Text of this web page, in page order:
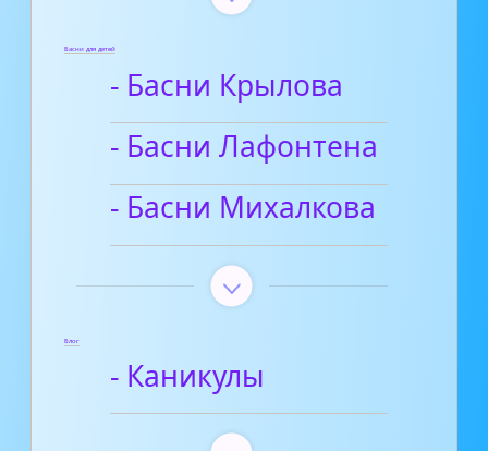
Басни для детей
- Басни Крылова
- Басни Лафонтена
- Басни Михалкова
Блог
- Каникулы